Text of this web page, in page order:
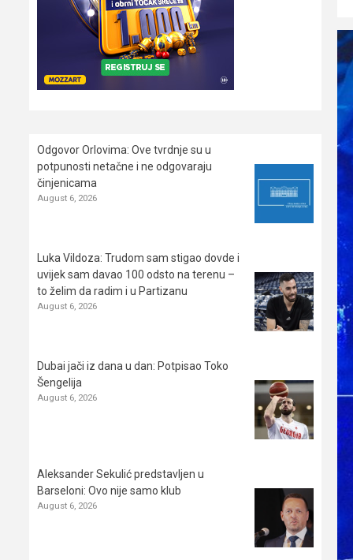
Odgovor Orlovima: ​Ove tvrdnje su u
potpunosti netačne i ne odgovaraju
činjenicama
August 6, 2026
Luka Vildoza: Trudom sam stigao dovde i
uvijek sam davao 100 odsto na terenu –
to želim da radim i u Partizanu
August 6, 2026
Dubai jači iz dana u dan: Potpisao Toko
Šengelija
August 6, 2026
Aleksander Sekulić predstavljen u
Barseloni: Ovo nije samo klub
August 6, 2026